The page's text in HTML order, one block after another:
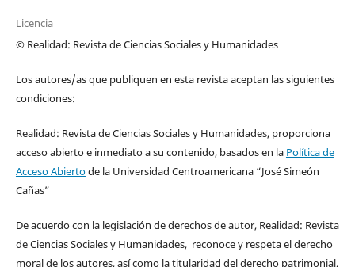
Licencia
© Realidad: Revista de Ciencias Sociales y Humanidades
Los autores/as que publiquen en esta revista aceptan las siguientes
condiciones:
Realidad: Revista de Ciencias Sociales y Humanidades, proporciona
acceso abierto e inmediato a su contenido, basados en la Política de
Acceso Abiertode la Universidad Centroamericana “José Simeón
Cañas”
De acuerdo con la legislación de derechos de autor, Realidad: Revista
de Ciencias Sociales y Humanidades, reconoce y respeta el derecho
moral de los autores, así como la titularidad del derecho patrimonial,